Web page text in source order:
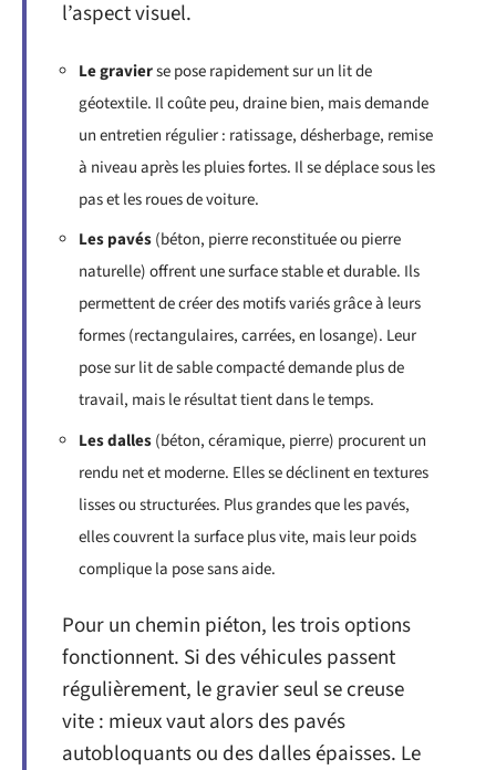
l’aspect visuel.
Le gravierse pose rapidement sur un lit de
géotextile. Il coûte peu, draine bien, mais demande
un entretien régulier : ratissage, désherbage, remise
à niveau après les pluies fortes. Il se déplace sous les
pas et les roues de voiture.
Les pavés(béton, pierre reconstituée ou pierre
naturelle) offrent une surface stable et durable. Ils
permettent de créer des motifs variés grâce à leurs
formes (rectangulaires, carrées, en losange). Leur
pose sur lit de sable compacté demande plus de
travail, mais le résultat tient dans le temps.
Les dalles(béton, céramique, pierre) procurent un
rendu net et moderne. Elles se déclinent en textures
lisses ou structurées. Plus grandes que les pavés,
elles couvrent la surface plus vite, mais leur poids
complique la pose sans aide.
Pour un chemin piéton, les trois options
fonctionnent. Si des véhicules passent
régulièrement, le gravier seul se creuse
vite : mieux vaut alors des pavés
autobloquants ou des dalles épaisses. Le